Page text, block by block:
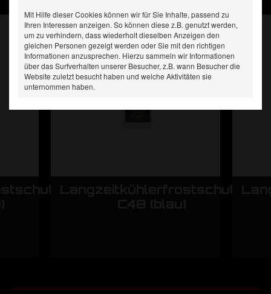
Langzeitkühlerfrostschutz
Mit Hilfe dieser Cookies können wir für Sie Inhalte, passend zu
Ihren Interessen anzeigen. So können diese z.B. genutzt werden,
um zu verhindern, dass wiederholt dieselben Anzeigen den
gleichen Personen gezeigt werden oder Sie mit den richtigen
Informationen anzusprechen. Hierzu sammeln wir Informationen
über das Surfverhalten unserer Besucher, z.B. wann Besucher die
Website zuletzt besucht haben und welche Aktivitäten sie
unternommen haben.